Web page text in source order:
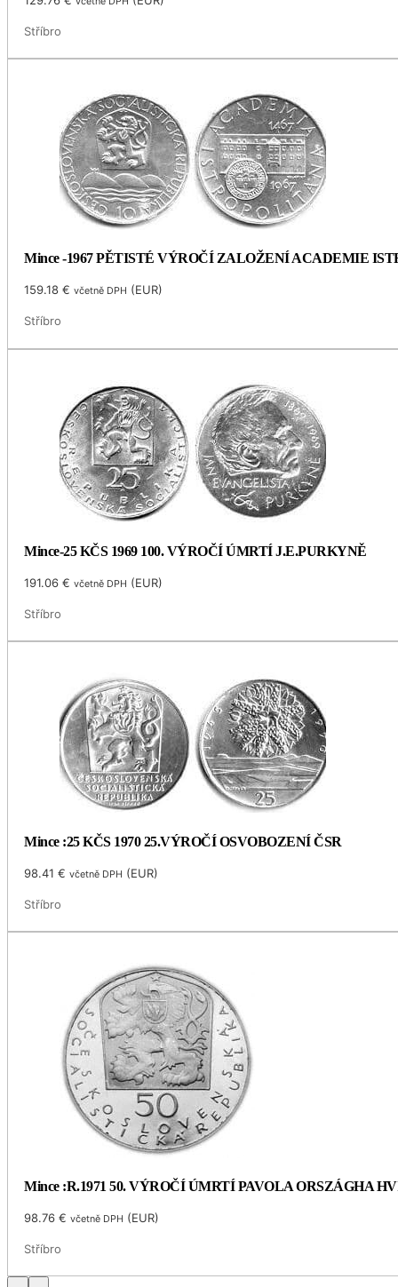
Stříbro
Mince -1967 PĚTISTÉ VÝROČÍ ZALOŽENÍ ACADEMIE
159.18€ včetně DPH (EUR)
Stříbro
Mince-25 KČS 1969 100. VÝROČÍ ÚMRTÍ J.E.PURKYNĚ
191.06€ včetně DPH (EUR)
Stříbro
Mince :25 KČS 1970 25.VÝROČÍ OSVOBOZENÍ ČSR
98.41€ včetně DPH (EUR)
Stříbro
Mince :R.1971 50. VÝROČÍ ÚMRTÍ PAVOLA ORSZÁGHA
98.76€ včetně DPH (EUR)
Stříbro